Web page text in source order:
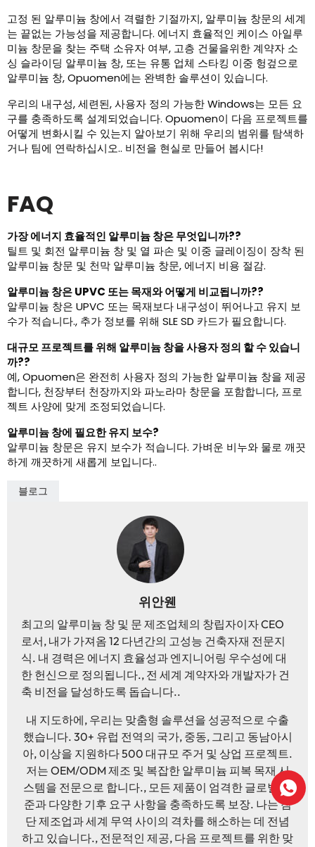
고정 된 알루미늄 창에서 격렬한 기절까지, 알루미늄 창문의 세계
는 끝없는 가능성을 제공합니다. 에너지 효율적인 케이스 아일루
미늄 창문을 찾는 주택 소유자 여부, 고층 건물을위한 계약자 소
싱 슬라이딩 알루미늄 창, 또는 유통 업체 스타킹 이중 헝겊으로
알루미늄 창, Opuomen에는 완벽한 솔루션이 있습니다.
우리의 내구성, 세련된, 사용자 정의 가능한 Windows는 모든 요
구를 충족하도록 설계되었습니다. Opuomen이 다음 프로젝트를
어떻게 변화시킬 수 있는지 알아보기 위해 우리의 범위를 탐색하
거나 팀에 연락하십시오.. 비전을 현실로 만들어 봅시다!
FAQ
가장 에너지 효율적인 알루미늄 창은 무엇입니까??
틸트 및 회전 알루미늄 창 및 열 파손 및 이중 글레이징이 장착 된
알루미늄 창문 및 천막 알루미늄 창문, 에너지 비용 절감.
알루미늄 창은 UPVC 또는 목재와 어떻게 비교됩니까??
알루미늄 창은 UPVC 또는 목재보다 내구성이 뛰어나고 유지 보
수가 적습니다., 추가 정보를 위해 SLE SD 카드가 필요합니다.
대규모 프로젝트를 위해 알루미늄 창을 사용자 정의 할 수 있습니
까??
예, Opuomen은 완전히 사용자 정의 가능한 알루미늄 창을 제공
합니다, 천장부터 천장까지와 파노라마 창문을 포함합니다, 프로
젝트 사양에 맞게 조정되었습니다.
알루미늄 창에 필요한 유지 보수?
알루미늄 창문은 유지 보수가 적습니다. 가벼운 비누와 물로 깨끗
하게 깨끗하게 새롭게 보입니다..
블로그
위안웬
최고의 알루미늄 창 및 문 제조업체의 창립자이자 CEO
로서, 내가 가져옴 12 다년간의 고성능 건축자재 전문지
식. 내 경력은 에너지 효율성과 엔지니어링 우수성에 대
한 헌신으로 정의됩니다., 전 세계 계약자와 개발자가 건
축 비전을 달성하도록 돕습니다..
내 지도하에, 우리는 맞춤형 솔루션을 성공적으로 수출
했습니다. 30+ 유럽 ​​전역의 국가, 중동, 그리고 동남아시
아, 이상을 지원하다 500 대규모 주거 및 상업 프로젝트.
저는 OEM/ODM 제조 및 복잡한 알루미늄 피복 목재 시
스템을 전문으로 합니다., 모든 제품이 엄격한 글로벌 표
준과 다양한 기후 요구 사항을 충족하도록 보장. 나는 첨
단 제조업과 세계 무역 사이의 격차를 해소하는 데 전념
하고 있습니다., 전문적인 제공, 다음 프로젝트를 위한 맞